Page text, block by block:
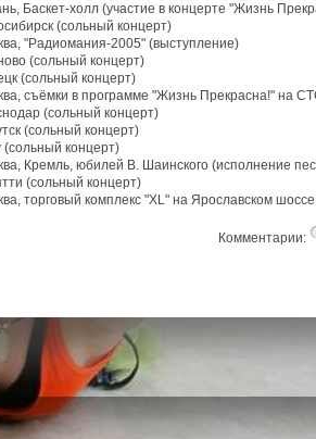
Баскет-холл (участие в концерте "Жизнь
(сольный концерт)
"Радиомания-2005" (выступление)
(сольный концерт)
(сольный концерт)
съёмки в программе "Жизнь Прекрасна!" на
(сольный концерт)
(сольный концерт)
концерт)
Кремль, юбилей В. Шаинского (исполнение
(сольный концерт)
торговый комплекс "XL" на Ярославском
Комментарии: